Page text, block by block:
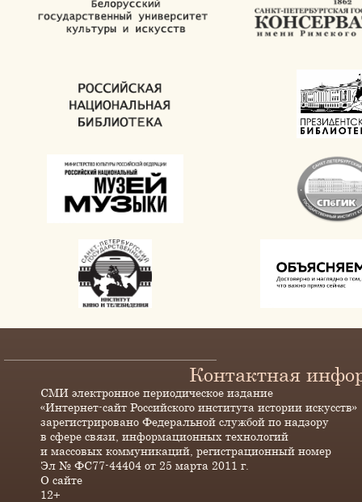
Контактная
СМИ электронное периодическое издание
«Интернет-сайт Российского института истории искусств»
зарегистрировано Федеральной службой по надзору
в сфере связи, информационных технологий
и массовых коммуникаций, регистрационный номер
Эл № ФС77-44404 от 25 марта 2011 г.
О сайте
12+